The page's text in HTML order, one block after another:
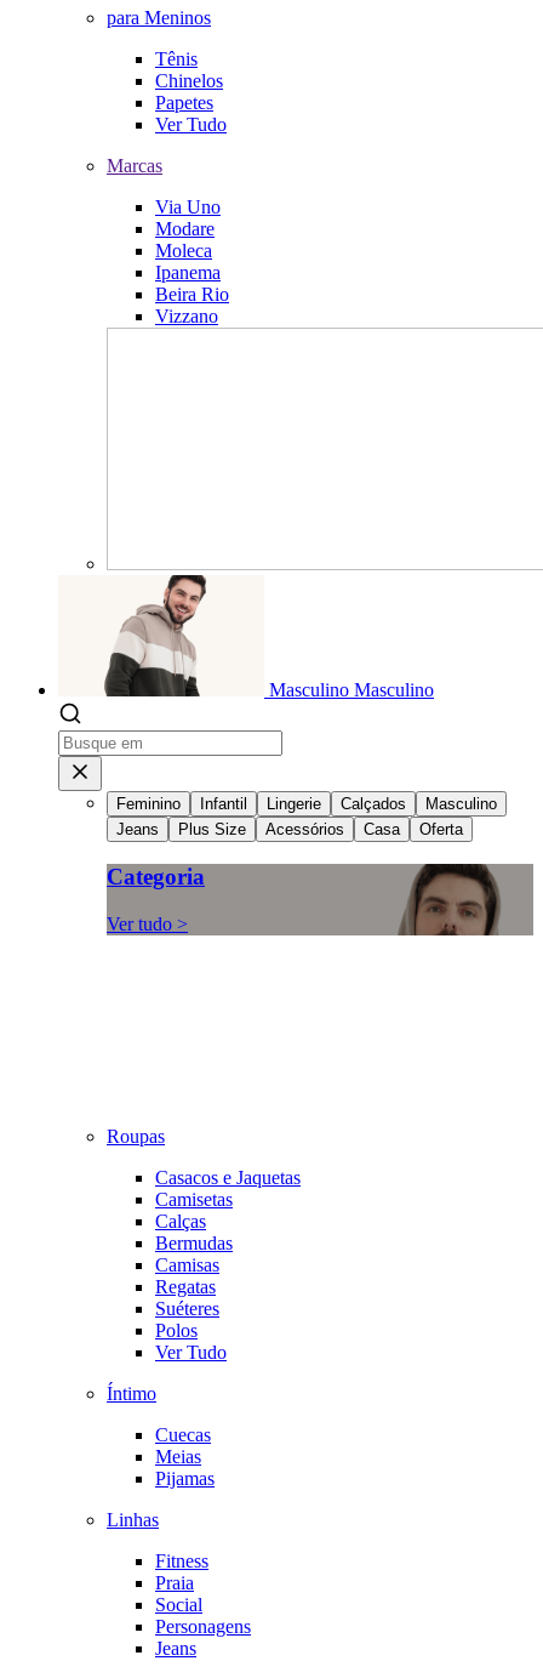
para Meninos
Tênis
Chinelos
Papetes
Ver Tudo
Marcas
Via Uno
Modare
Moleca
Ipanema
Beira Rio
Vizzano
Masculino Masculino
Feminino Infantil Lingerie Calçados
Masculino
Jeans
Plus Size Acessórios Casa Oferta
Categoria
Ver tudo >
Roupas
Casacos e Jaquetas
Camisetas
Calças
Bermudas
Camisas
Regatas
Suéteres
Polos
Ver Tudo
Íntimo
Cuecas
Meias
Pijamas
Linhas
Fitness
Praia
Social
Personagens
Jeans